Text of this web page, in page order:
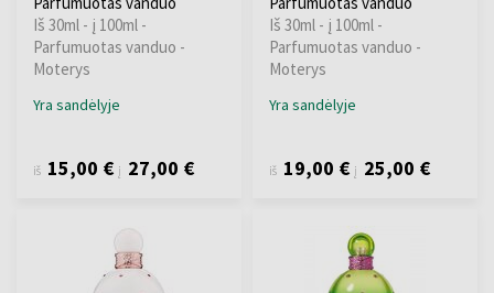
Iš 30ml - į 100ml -
Parfumuotas vanduo -
Moterys
Yra sandėlyje
iš 15,00 € į 27,00 €
Iš 30ml - į 100ml -
Parfumuotas vanduo -
Moterys
Yra sandėlyje
iš 19,00 € į 25,00 €